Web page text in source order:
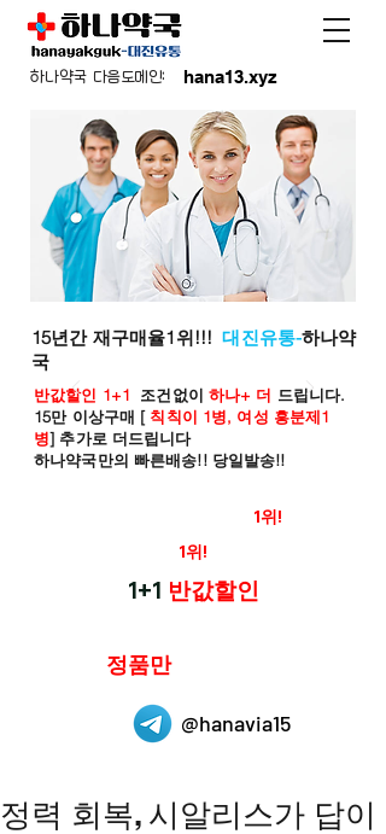
hana13.xyz
하나약국 다음도메인:
15년간 재구매율1위!!!대진유통-하나약
국
반값할인 1+1 조건없이 하나+ 더 드립니다.
15만 이상구매 [ 칙칙이 1병, 여성 흥분제1
병] 추가로 더드립니다
하나약국만의 빠른배송!! 당일발송!!
1위!
1위!
1+1 반값할인
정품만
@hanavia15
정력 회복, 시알리스가 답이